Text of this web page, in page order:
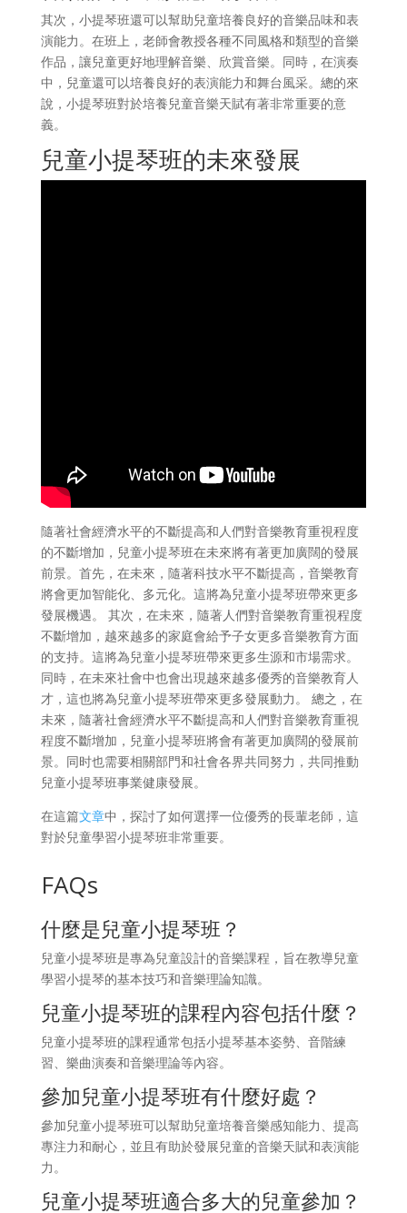
其次，小提琴班還可以幫助兒童培養良好的音樂品味和表
演能力。在班上，老師會教授各種不同風格和類型的音樂
作品，讓兒童更好地理解音樂、欣賞音樂。同時，在演奏
中，兒童還可以培養良好的表演能力和舞台風采。總的來
說，小提琴班對於培養兒童音樂天賦有著非常重要的意
義。
兒童小提琴班的未來發展
隨著社會經濟水平的不斷提高和人們對音樂教育重視程度
的不斷增加，兒童小提琴班在未來將有著更加廣闊的發展
前景。首先，在未來，隨著科技水平不斷提高，音樂教育
將會更加智能化、多元化。這將為兒童小提琴班帶來更多
發展機遇。 其次，在未來，隨著人們對音樂教育重視程度
不斷增加，越來越多的家庭會給予子女更多音樂教育方面
的支持。這將為兒童小提琴班帶來更多生源和市場需求。
同時，在未來社會中也會出現越來越多優秀的音樂教育人
才，這也將為兒童小提琴班帶來更多發展動力。 總之，在
未來，隨著社會經濟水平不斷提高和人們對音樂教育重視
程度不斷增加，兒童小提琴班將會有著更加廣闊的發展前
景。同时也需要相關部門和社會各界共同努力，共同推動
兒童小提琴班事業健康發展。
在這篇文章中，探討了如何選擇一位優秀的長輩老師，這
對於兒童學習小提琴班非常重要。
FAQs
什麼是兒童小提琴班？
兒童小提琴班是專為兒童設計的音樂課程，旨在教導兒童
學習小提琴的基本技巧和音樂理論知識。
兒童小提琴班的課程內容包括什麼？
兒童小提琴班的課程通常包括小提琴基本姿勢、音階練
習、樂曲演奏和音樂理論等內容。
參加兒童小提琴班有什麼好處？
參加兒童小提琴班可以幫助兒童培養音樂感知能力、提高
專注力和耐心，並且有助於發展兒童的音樂天賦和表演能
力。
兒童小提琴班適合多大的兒童參加？